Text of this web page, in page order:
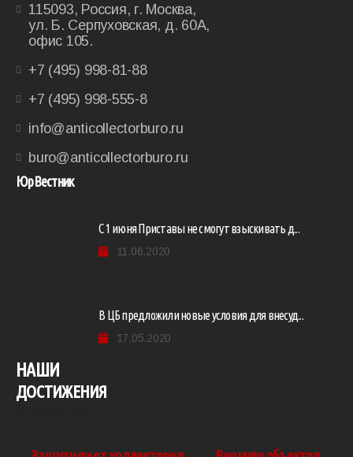
115093, Россия, г. Москва,
ул. Б. Серпуховская, д. 60А,
офис 105.
+7 (495) 998-81-88
+7 (495) 998-555-8
info@anticollectorburo.ru
buro@anticollectorburo.ru
ЮрВестник
С 1 июня Приставы не смогут взыскивать д...
11.06.2020
В ЦБ предложили новые условия для внесуд...
17.05.2020
НАШИ
ДОСТИЖЕНИЯ